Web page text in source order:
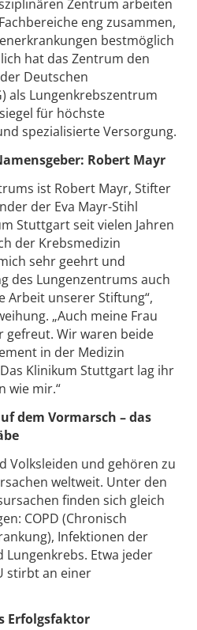
Zentrum arbeiten
eng zusammen,
bestmöglich
hat das Zentrum den
Deutschen
als Lungenkrebszentrum
für höchste
spezialisierte Versorgung.
Robert Mayr
ist Robert Mayr, Stifter
der Eva Mayr-Stihl
Stuttgart seit vielen Jahren
der Krebsmedizin
sehr geehrt und
des Lungenzentrums auch
Arbeit unserer Stiftung“,
„Auch meine Frau
gefreut. Wir waren beide
in der Medizin
Klinikum Stuttgart lag ihr
wie mir.“
dem Vormarsch – das
Volksleiden und gehören zu
weltweit. Unter den
finden sich gleich
COPD (Chronisch
Infektionen der
Etwa jeder
stirbt an einer
Erfolgsfaktor